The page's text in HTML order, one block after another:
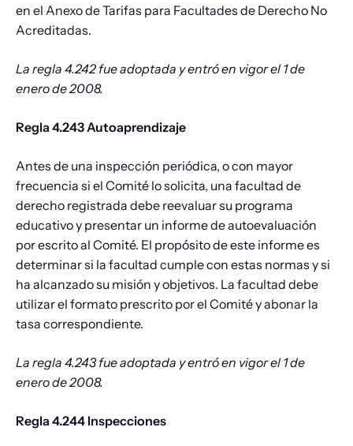
en el Anexo de Tarifas para Facultades de Derecho No
Acreditadas.
La regla 4.242 fue adoptada y entró en vigor el 1 de
enero de 2008.
Regla 4.243 Autoaprendizaje
Antes de una inspección periódica, o con mayor
frecuencia si el Comité lo solicita, una facultad de
derecho registrada debe reevaluar su programa
educativo y presentar un informe de autoevaluación
por escrito al Comité. El propósito de este informe es
determinar si la facultad cumple con estas normas y si
ha alcanzado su misión y objetivos. La facultad debe
utilizar el formato prescrito por el Comité y abonar la
tasa correspondiente.
La regla 4.243 fue adoptada y entró en vigor el 1 de
enero de 2008.
Regla 4.244 Inspecciones